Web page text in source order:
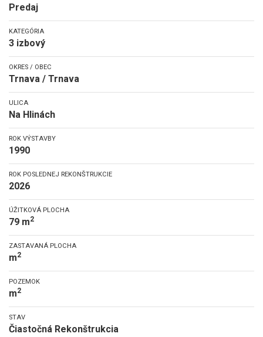
Predaj
KATEGÓRIA
3 izbový
OKRES / OBEC
Trnava / Trnava
ULICA
Na Hlinách
ROK VÝSTAVBY
1990
ROK POSLEDNEJ REKONŠTRUKCIE
2026
ÚŽITKOVÁ PLOCHA
79 m2
ZASTAVANÁ PLOCHA
m2
POZEMOK
m2
STAV
Čiastočná Rekonštrukcia